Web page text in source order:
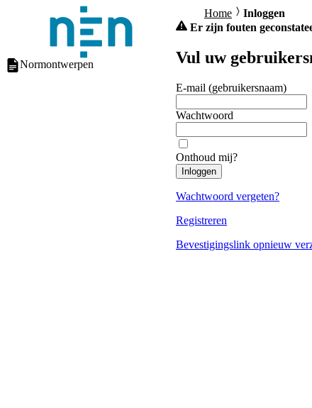
Normontwerpen
Home
Inloggen
Er zijn fouten
Vul uw
E-mail (gebruikersnaam)
Wachtwoord
Onthoud mij?
Inloggen
Wachtwoord vergeten?
Registreren
Bevestigingslink opnieuw